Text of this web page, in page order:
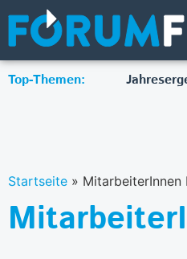
Top-Themen:
Startseite » MitarbeiterInnen